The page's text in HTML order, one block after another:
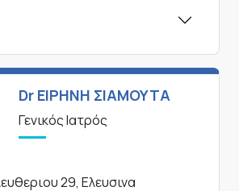
Dr ΕΙΡΗΝΗ ΣΙΑΜΟΥΤΑ
Γενικός Ιατρός
29, Ελευσινα